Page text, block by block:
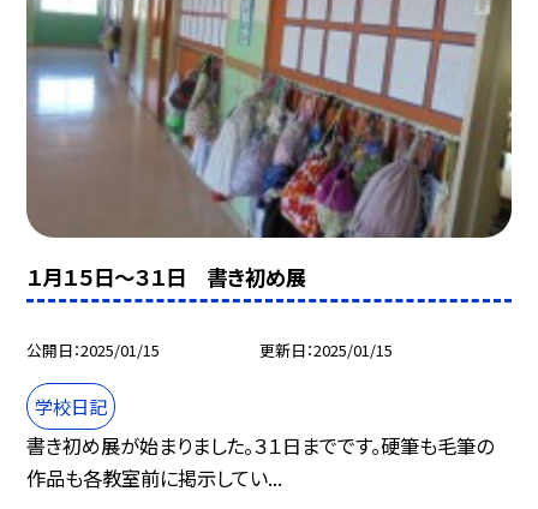
１月１５日〜３１日 書き初め展
公開日 2025/01/15 更新日 2025/01/15
学校日記
書き初め展が始まりました。３１日までです。硬筆も毛筆の
作品も各教室前に掲示してい...